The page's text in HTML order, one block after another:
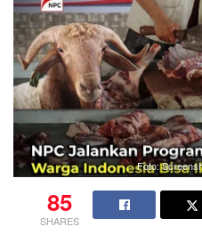
Foto:
85
SHARES